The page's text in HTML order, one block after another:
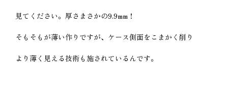
見てください。厚さまさかの9.9mm！
そもそもが薄い作りですが、ケース側面をこまかく削り
より薄く見える技術も施されているんです。